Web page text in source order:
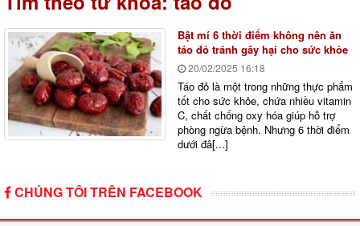
Bật mí 6 thời điểm không nên ăn
táo đỏ tránh gây hại cho sức khỏe
20/02/2025 16:18
Táo đỏ là một trong những thực phẩm
tốt cho sức khỏe, chứa nhiều vitamin
C, chất chống oxy hóa giúp hỗ trợ
phòng ngừa bệnh. Nhưng 6 thời điểm
dưới đâ[...]
CHÚNG TÔI TRÊN FACEBOOK